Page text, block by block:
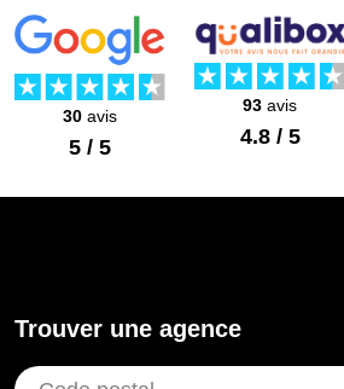
30 avis
5 / 5
93 avis
4.8 / 5
Trouver une agence